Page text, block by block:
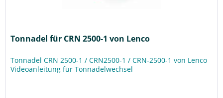
Tonnadel für CRN 2500-1 von Lenco
Tonnadel CRN 2500-1 / CRN2500-1 / CRN-2500-1 von Lenco
Videoanleitung für Tonnadelwechsel